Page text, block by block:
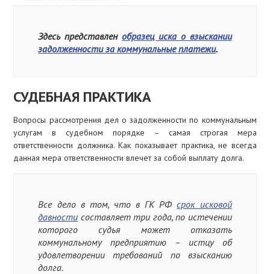
Здесь представленобразец иска о взыскании
задолженности за коммунальные платежи.
СУДЕБНАЯ ПРАКТИКА
Вопросы рассмотрения дел о задолженности по коммунальным
услугам в судебном порядке – самая строгая мера
ответственности должника. Как показывает практика, не всегда
данная мера ответственности влечет за собой выплату долга.
Все дело в том, что в ГК РФсрок исковой
давности составляет три года, по истечении
которого судья может отказать
коммунальному предприятию – истцу об
удовлетворении требований по взысканию
долга.